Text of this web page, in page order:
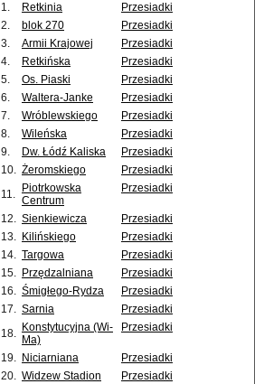
1.
Retkinia
Przesiadki
2. blok 270
Przesiadki
3. Armii Krajowej
Przesiadki
4. Retkińska
Przesiadki
5. Os. Piaski
Przesiadki
6. Waltera-Janke
Przesiadki
7. Wróblewskiego
Przesiadki
8. Wileńska
Przesiadki
9. Dw. Łódź Kaliska
Przesiadki
10. Żeromskiego
Przesiadki
11.
Piotrkowska
Centrum
Przesiadki
12. Sienkiewicza
Przesiadki
13. Kilińskiego
Przesiadki
14. Targowa
Przesiadki
15. Przędzalniana
Przesiadki
16. Śmigłego-Rydza
Przesiadki
17. Sarnia
Przesiadki
18. Konstytucyjna (Wi-
Ma)
Przesiadki
19. Niciarniana
Przesiadki
20. Widzew Stadion
Przesiadki